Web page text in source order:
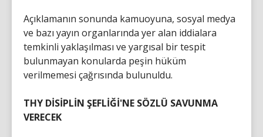
Açıklamanın sonunda kamuoyuna, sosyal medya
ve bazı yayın organlarında yer alan iddialara
temkinli yaklaşılması ve yargısal bir tespit
bulunmayan konularda peşin hüküm
verilmemesi çağrısında bulunuldu.
THY DİSİPLİN ŞEFLİĞİ'NE SÖZLÜ SAVUNMA
VERECEK